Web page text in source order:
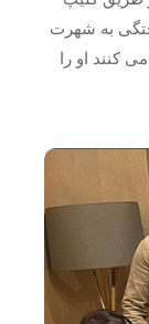
به شهرت
‌کنند او را